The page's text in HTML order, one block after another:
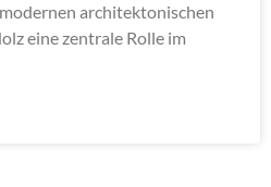
architektonischen
eine zentrale Rolle im